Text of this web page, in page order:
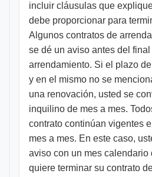
incluir cláusulas que
debe proporcionar para
Algunos contratos de
se dé un aviso antes del final
arrendamiento. Si el plazo
y en el mismo no se
una renovación, usted se
inquilino de mes a mes.
contrato continúan vigentes
mes a mes. En este caso,
aviso con un mes calendario
quiere terminar su contrato